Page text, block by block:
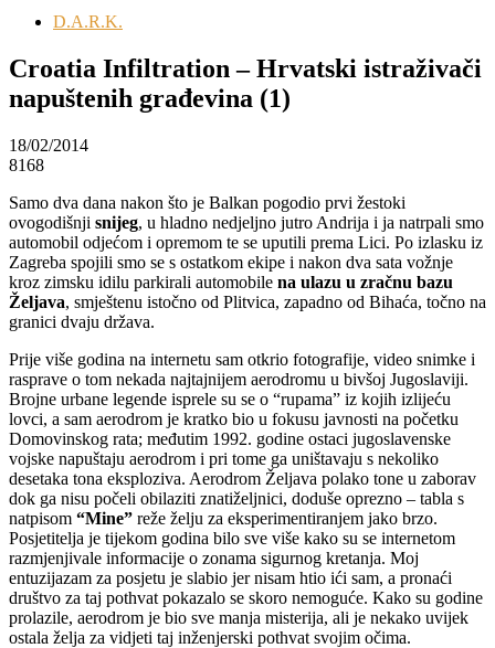
D.A.R.K.
Croatia Infiltration – Hrvatski istraživači
napuštenih građevina (1)
18/02/2014
8168
Samo dva dana nakon što je Balkan pogodio prvi žestoki
ovogodišnji snijeg, u hladno nedjeljno jutro Andrija i ja natrpali smo
automobil odjećom i opremom te se uputili prema Lici. Po izlasku iz
Zagreba spojili smo se s ostatkom ekipe i nakon dva sata vožnje
kroz zimsku idilu parkirali automobile na ulazu u zračnu bazu
Željava, smještenu istočno od Plitvica, zapadno od Bihaća, točno na
granici dvaju država.
Prije više godina na internetu sam otkrio fotografije, video snimke i
rasprave o tom nekada najtajnijem aerodromu u bivšoj Jugoslaviji.
Brojne urbane legende isprele su se o “rupama” iz kojih izlijeću
lovci, a sam aerodrom je kratko bio u fokusu javnosti na početku
Domovinskog rata; međutim 1992. godine ostaci jugoslavenske
vojske napuštaju aerodrom i pri tome ga uništavaju s nekoliko
desetaka tona eksploziva. Aerodrom Željava polako tone u zaborav
dok ga nisu počeli obilaziti znatiželjnici, doduše oprezno – tabla s
natpisom “Mine” reže želju za eksperimentiranjem jako brzo.
Posjetitelja je tijekom godina bilo sve više kako su se internetom
razmjenjivale informacije o zonama sigurnog kretanja. Moj
entuzijazam za posjetu je slabio jer nisam htio ići sam, a pronaći
društvo za taj pothvat pokazalo se skoro nemoguće. Kako su godine
prolazile, aerodrom je bio sve manja misterija, ali je nekako uvijek
ostala želja za vidjeti taj inženjerski pothvat svojim očima.